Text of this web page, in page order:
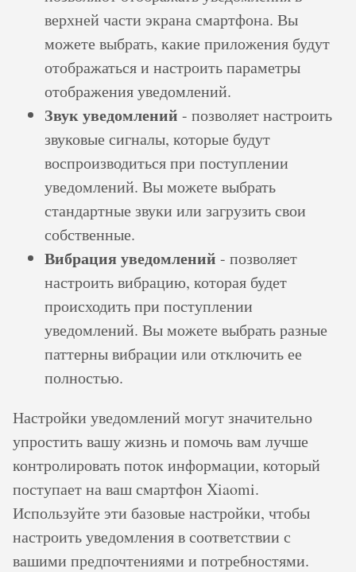
верхней части экрана смартфона. Вы
можете выбрать, какие приложения будут
отображаться и настроить параметры
отображения уведомлений.
Звук уведомлений - позволяет настроить
звуковые сигналы, которые будут
воспроизводиться при поступлении
уведомлений. Вы можете выбрать
стандартные звуки или загрузить свои
собственные.
Вибрация уведомлений - позволяет
настроить вибрацию, которая будет
происходить при поступлении
уведомлений. Вы можете выбрать разные
паттерны вибрации или отключить ее
полностью.
Настройки уведомлений могут значительно
упростить вашу жизнь и помочь вам лучше
контролировать поток информации, который
поступает на ваш смартфон Xiaomi.
Используйте эти базовые настройки, чтобы
настроить уведомления в соответствии с
вашими предпочтениями и потребностями.